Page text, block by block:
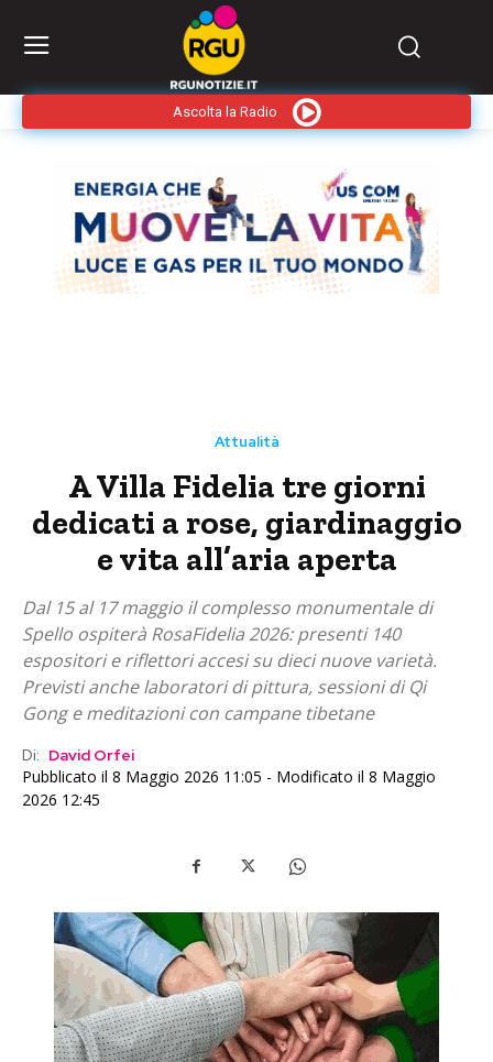
Ascolta la Radio
Attualità
A Villa Fidelia tre giorni
dedicati a rose, giardinaggio
e vita all’aria aperta
Dal 15 al 17 maggio il complesso monumentale di
Spello ospiterà RosaFidelia 2026: presenti 140
espositori e riflettori accesi su dieci nuove varietà.
Previsti anche laboratori di pittura, sessioni di Qi
Gong e meditazioni con campane tibetane
Di: David Orfei
Pubblicato il 8 Maggio 2026 11:05 - Modificato il 8 Maggio
2026 12:45